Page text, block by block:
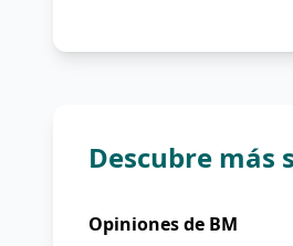
Descubre más
Opiniones de BM